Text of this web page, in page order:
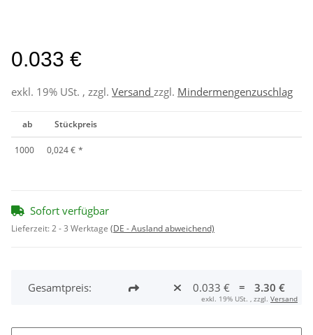
0.033 €
exkl. 19% USt. , zzgl. Versand zzgl. Mindermengenzuschlag
ab Stückpreis
1000 0,024 € *
Sofort verfügbar
Lieferzeit:2 - 3 Werktage (DE - Ausland abweichend)
Gesamtpreis: 0.033 € = 3.30 €
exkl. 19% USt. , zzgl. Versand